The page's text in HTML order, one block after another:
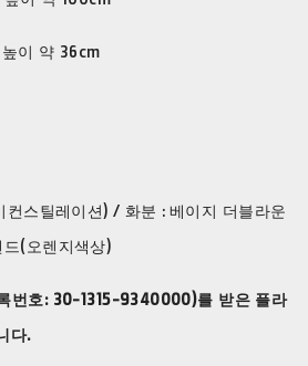
이 약 36cm
스틸레이션) / 화분 : 베이지 더블라운
(오렌지색상)
번호: 30-1315-9340000)를 받은 플라
다.